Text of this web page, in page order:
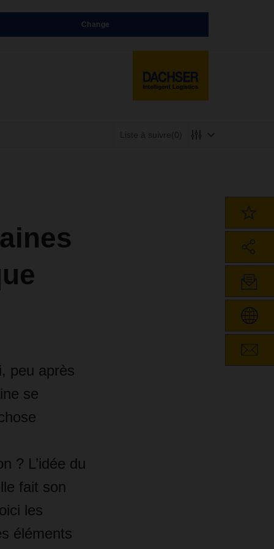
Change
Liste à suivre(0)
peu après
se
? L’idée du
fait son
les
éléments